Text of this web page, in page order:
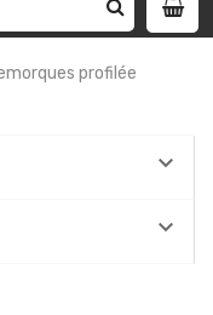
profilée

